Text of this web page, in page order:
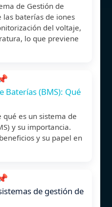
de Gestión de
las baterías de iones
del voltaje,
lo que previene
Baterías (BMS): Qué
es un sistema de
y su importancia.
y su papel en
de gestión de